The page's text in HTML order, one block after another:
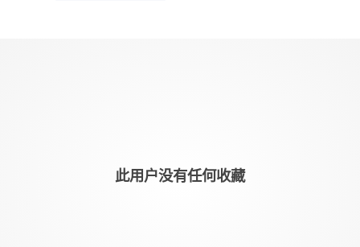
此用户没有任何收藏